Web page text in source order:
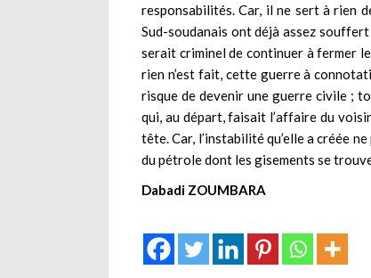
responsabilités. Car, il ne sert à rien
Sud-soudanais ont déjà assez
serait criminel de continuer à fermer
rien n’est fait, cette guerre à
risque de devenir une guerre civile ;
qui, au départ, faisait l’affaire du
tête. Car, l’instabilité qu’elle a créée
du pétrole dont les gisements se
Dabadi ZOUMBARA